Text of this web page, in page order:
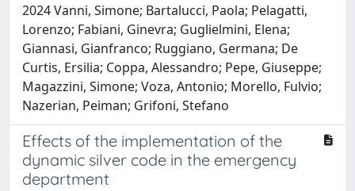
2024 Vanni, Simone; Bartalucci, Paola; Pelagatti,
Lorenzo; Fabiani, Ginevra; Guglielmini, Elena;
Giannasi, Gianfranco; Ruggiano, Germana; De
Curtis, Ersilia; Coppa, Alessandro; Pepe, Giuseppe;
Magazzini, Simone; Voza, Antonio; Morello, Fulvio;
Nazerian, Peiman; Grifoni, Stefano
Effects of the implementation of the
dynamic silver code in the emergency
department